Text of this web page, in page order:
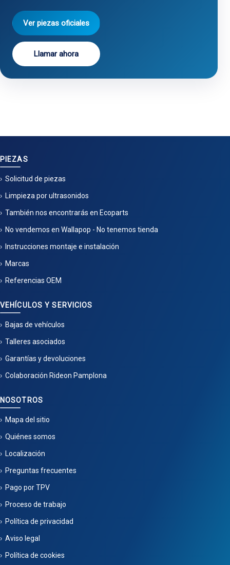
Ver piezas oficiales
Llamar ahora
PIEZAS
Solicitud de piezas
Limpieza por ultrasonidos
También nos encontrarás en Ecoparts
No vendemos en Wallapop - No tenemos tienda
Instrucciones montaje e instalación
Marcas
Referencias OEM
VEHÍCULOS Y SERVICIOS
Bajas de vehículos
Talleres asociados
Garantías y devoluciones
Colaboración Rideon Pamplona
NOSOTROS
Mapa del sitio
Quiénes somos
Localización
Preguntas frecuentes
Pago por TPV
Proceso de trabajo
Política de privacidad
Aviso legal
Política de cookies